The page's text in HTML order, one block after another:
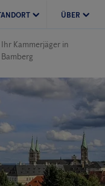
ÜBER
Ihr Kammerjäger in
Bamberg